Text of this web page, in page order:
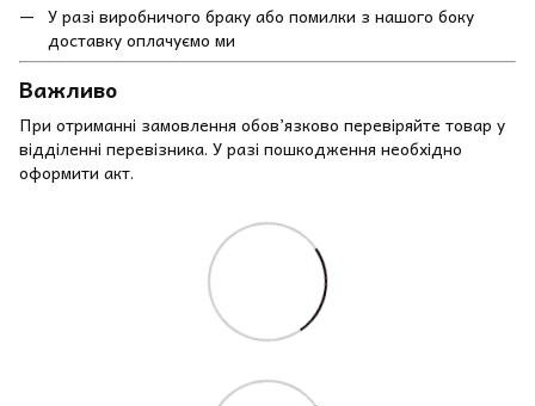
У разі виробничого браку або помилки з нашого боку
доставку оплачуємо ми
Важливо
При отриманні замовлення обов’язково перевіряйте товар у
відділенні перевізника. У разі пошкодження необхідно
оформити акт.